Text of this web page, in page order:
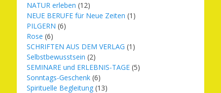
NATUR erleben (12)
NEUE BERUFE für Neue Zeiten (1)
PILGERN (6)
Rose (6)
SCHRIFTEN AUS DEM VERLAG (1)
Selbstbewusstsein (2)
SEMINARE und ERLEBNIS-TAGE (5)
Sonntags-Geschenk (6)
Spirituelle Begleitung (13)